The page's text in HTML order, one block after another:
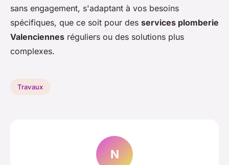
sans engagement, s'adaptant à vos besoins
spécifiques, que ce soit pour des services plomberie
Valenciennes réguliers ou des solutions plus
complexes.
Travaux
N